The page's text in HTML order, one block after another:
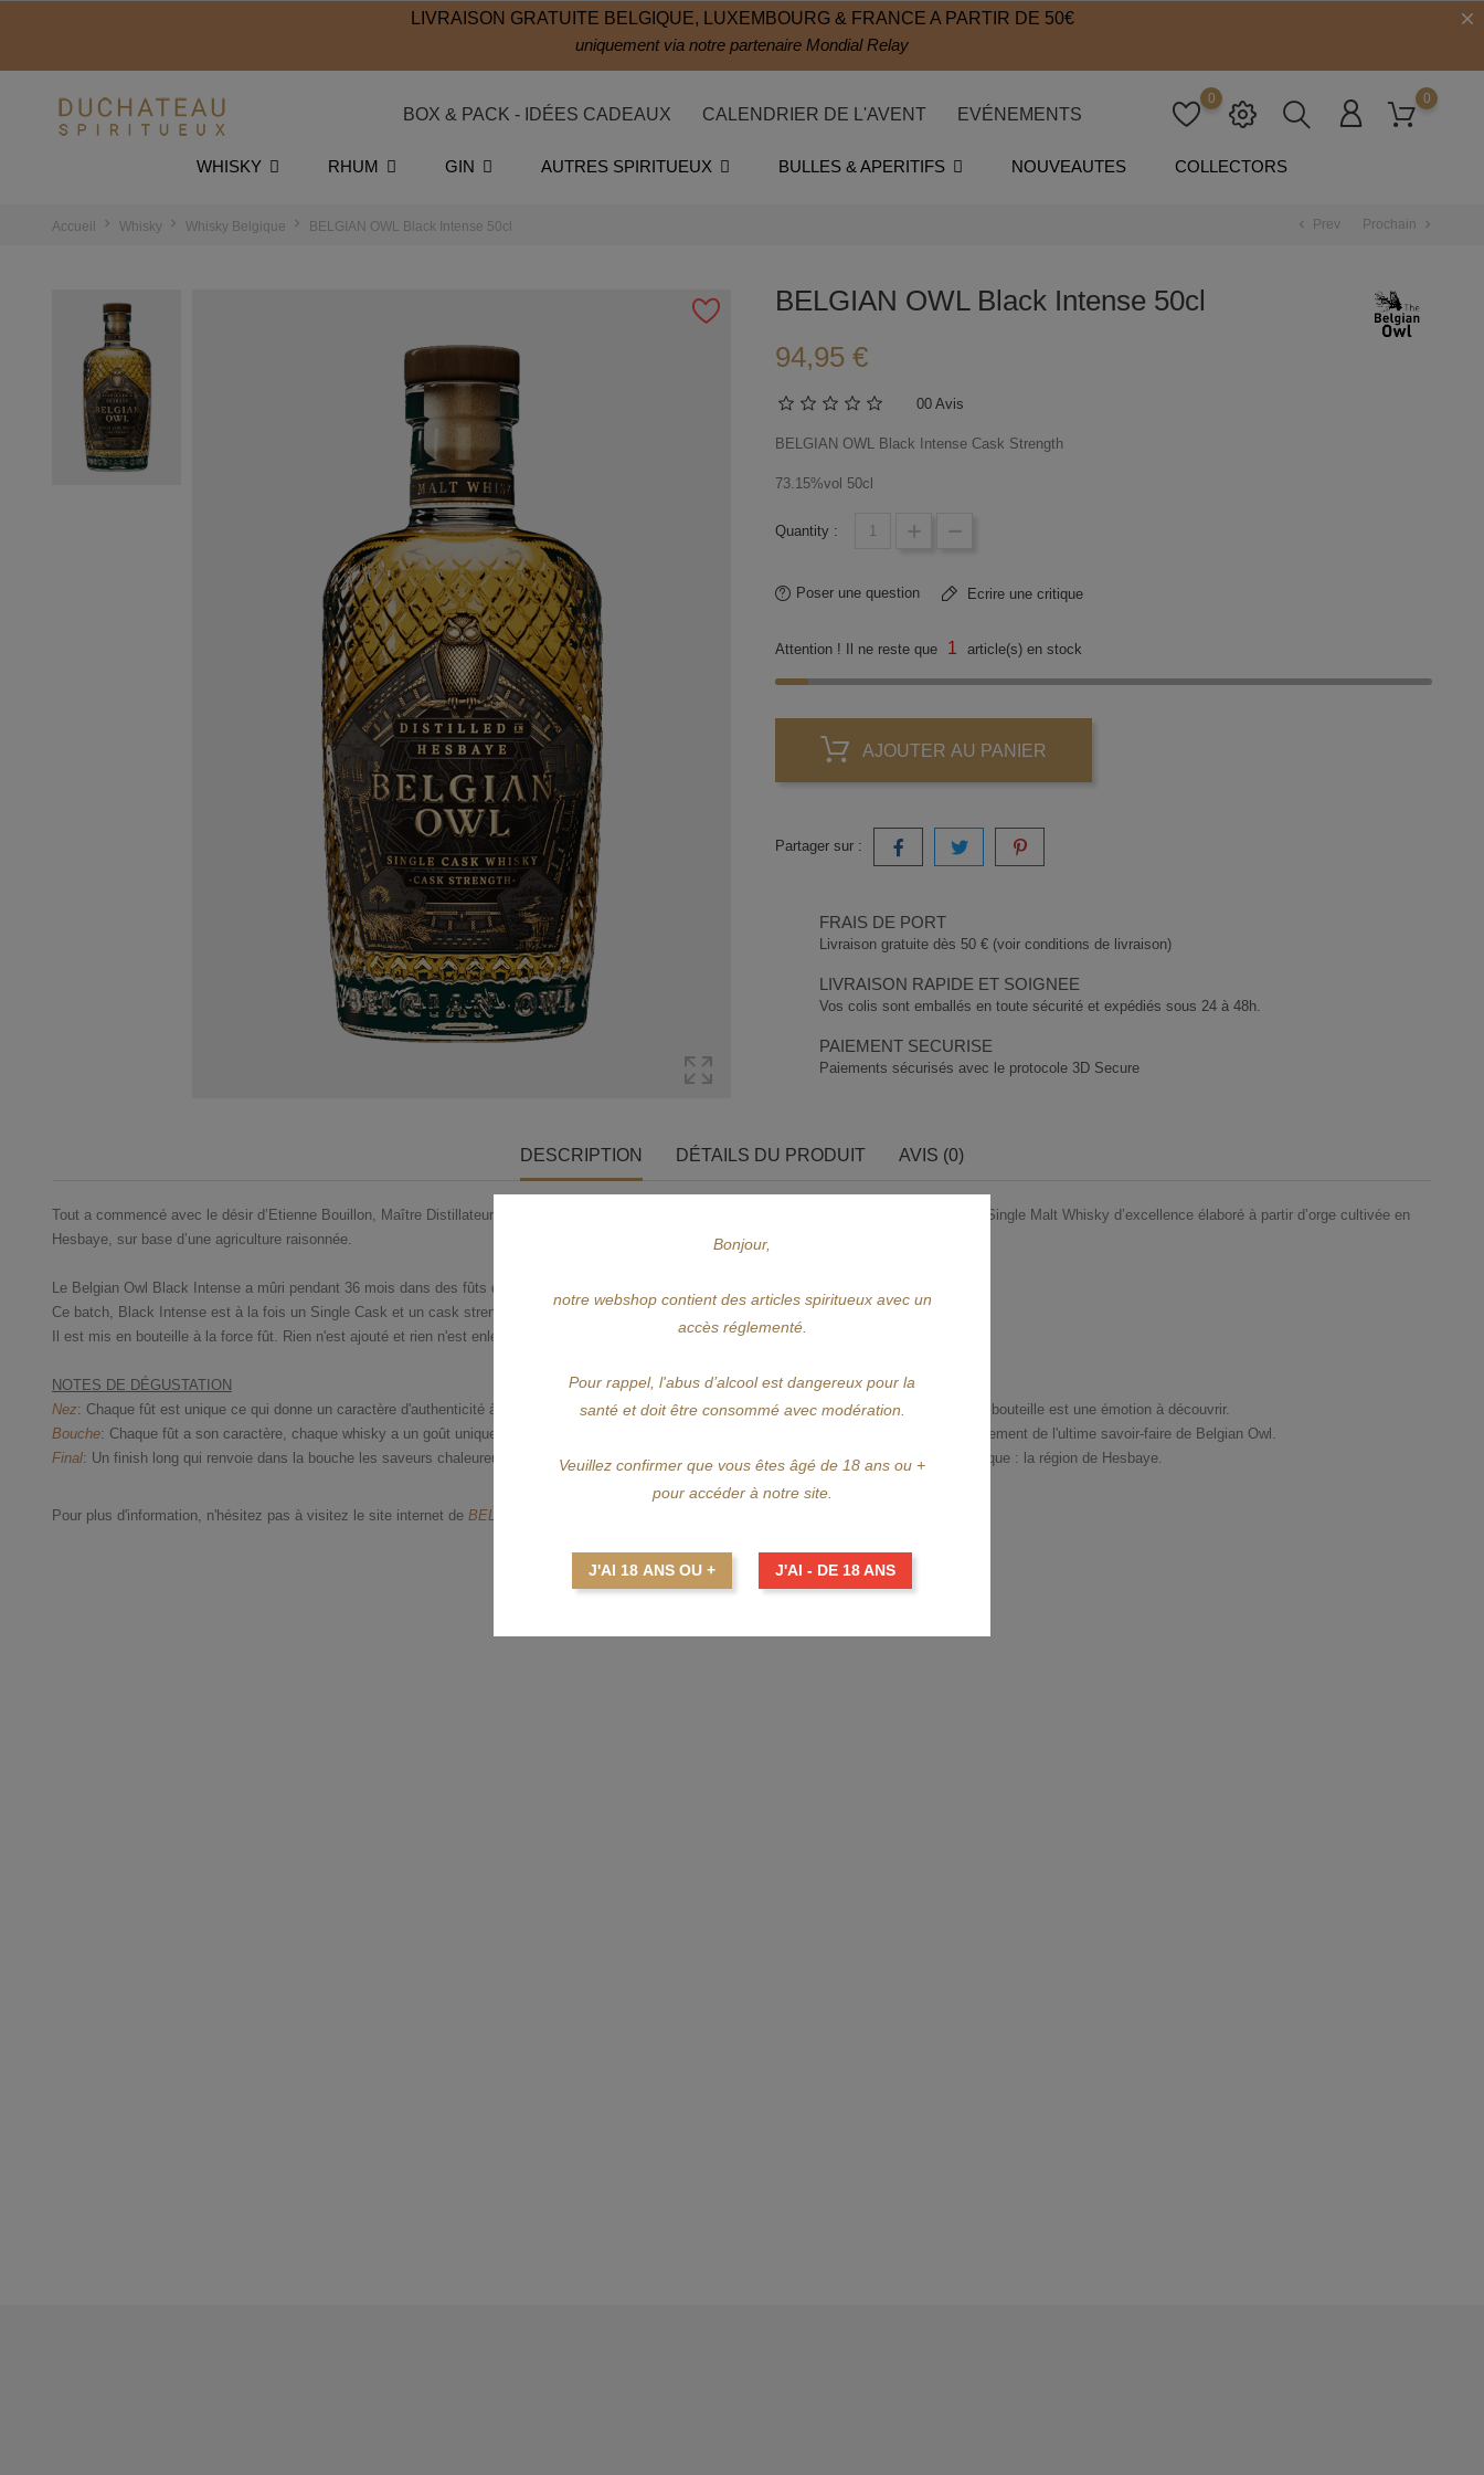
LIVRAISON GRATUITE BELGIQUE, LUXEMBOURG & FRANCE A PARTIR DE 50€
uniquement via notre partenaire Mondial Relay
BOX & PACK - IDÉES CADEAUX CALENDRIER DE L'AVENT EVÉNEMENTS
0
0
WHISKY RHUM GIN AUTRES SPIRITUEUX BULLES & APERITIFS NOUVEAUTES COLLECTORS
Accueil Whisky Whisky Belgique BELGIAN OWL Black Intense 50cl chevron_left Prev Prochain chevron_right
BELGIAN OWL Black Intense 50cl
94,95 €
00 Avis
BELGIAN OWL Black Intense Cask Strength
73.15%vol 50cl
Quantity :
Poser une question Ecrire une critique
Attention ! Il ne reste que 1 article(s) en stock
AJOUTER AU PANIER
Partager sur :
FRAIS DE PORT
Livraison gratuite dès 50 € (voir conditions de livraison)
LIVRAISON RAPIDE ET SOIGNEE
Vos colis sont emballés en toute sécurité et expédiés sous 24 à 48h.
PAIEMENT SECURISE
Paiements sécurisés avec le protocole 3D Secure
DESCRIPTION DÉTAILS DU PRODUIT AVIS (0)
Tout a commencé avec le désir d’Etienne Bouillon, Maître Distillateur, de diversifier l’agriculture locale en la valorisant par la création d’un Belgian Single Malt Whisky d’excellence élaboré à partir d’orge cultivée en
Hesbaye, sur base d’une agriculture raisonnée.
Le Belgian Owl Black Intense a mûri pendant 36 mois dans des fûts de bourbon neufs en chêne blanc américain "Quercus alba".
Ce batch, Black Intense est à la fois un Single Cask et un cask strenght.
Il est mis en bouteille à la force fût. Rien n'est ajouté et rien n'est enlevé.
NOTES DE DÉGUSTATION
Nez: Chaque fût est unique ce qui donne un caractère d'authenticité à chaque bouteille d’Intense. Parfois plus vanillé, parfois plus brioché, chaque bouteille est une émotion à découvrir.
Bouche: Chaque fût a son caractère, chaque whisky a un goût unique. Surprenants de multiples arômes et d’intensité, ces whiskys sont l’aboutissement de l'ultime savoir-faire de Belgian Owl.
Final: Un finish long qui renvoie dans la bouche les saveurs chaleureuses du malt distillé et laisse le témoignage fruité et boisé de notre Terroir unique : la région de Hesbaye.
Pour plus d'information, n'hésitez pas à visitez le site internet de BELGIAN OWL
Bonjour,
notre webshop contient des articles spiritueux avec un
accès réglementé.
Pour rappel, l'abus d’alcool est dangereux pour la
santé et doit être consommé avec modération.
Veuillez confirmer que vous êtes âgé de 18 ans ou +
pour accéder à notre site.
J'AI 18 ANS OU + J'AI - DE 18 ANS